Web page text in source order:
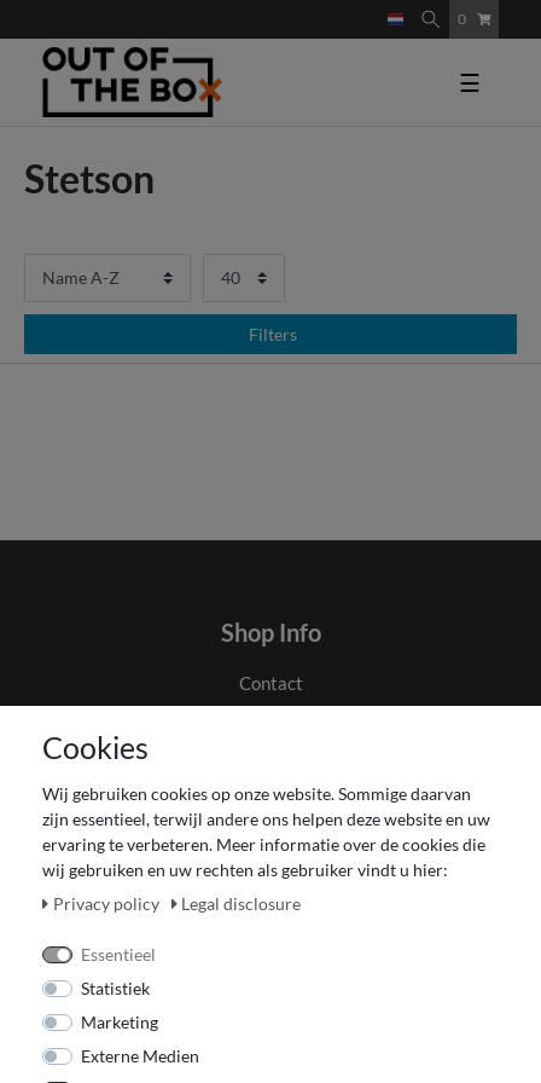
0
☰
Stetson
Filters
Shop Info
Contact
Impressum
Herroepingsrecht voor verbruiker
Betaling en levering
Onze Fashion Store
Cookies
Wij gebruiken cookies op onze website. Sommige daarvan
zijn essentieel, terwijl andere ons helpen deze website en uw
ervaring te verbeteren. Meer informatie over de cookies die
wij gebruiken en uw rechten als gebruiker vindt u hier:
Privacy policy
Legal disclosure
Essentieel
Statistiek
Marketing
Externe Medien